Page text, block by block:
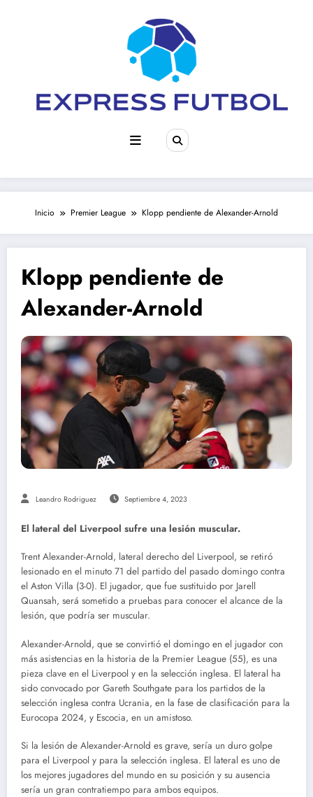
Inicio Premier League Klopp pendiente de Alexander-Arnold
Klopp pendiente de
Alexander-Arnold
Leandro Rodriguez Septiembre 4, 2023
El lateral del Liverpool sufre una lesión muscular.
Trent Alexander-Arnold, lateral derecho del Liverpool, se retiró
lesionado en el minuto 71 del partido del pasado domingo contra
el Aston Villa (3-0). El jugador, que fue sustituido por Jarell
Quansah, será sometido a pruebas para conocer el alcance de la
lesión, que podría ser muscular.
Alexander-Arnold, que se convirtió el domingo en el jugador con
más asistencias en la historia de la Premier League (55), es una
pieza clave en el Liverpool y en la selección inglesa. El lateral ha
sido convocado por Gareth Southgate para los partidos de la
selección inglesa contra Ucrania, en la fase de clasificación para la
Eurocopa 2024, y Escocia, en un amistoso.
Si la lesión de Alexander-Arnold es grave, sería un duro golpe
para el Liverpool y para la selección inglesa. El lateral es uno de
los mejores jugadores del mundo en su posición y su ausencia
sería un gran contratiempo para ambos equipos.